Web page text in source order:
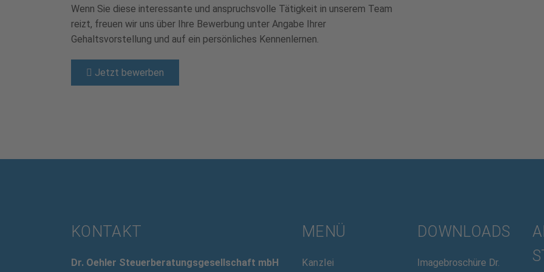
Wenn Sie diese interessante und anspruchsvolle Tätigkeit in unserem Team
reizt, freuen wir uns über Ihre Bewerbung unter Angabe Ihrer
Gehaltsvorstellung und auf ein persönliches Kennenlernen.
Jetzt bewerben
KONTAKT
Dr. Oehler Steuerberatungsgesellschaft mbH
MENÜ
Kanzlei
DOWNLOADS
Imagebroschüre Dr.